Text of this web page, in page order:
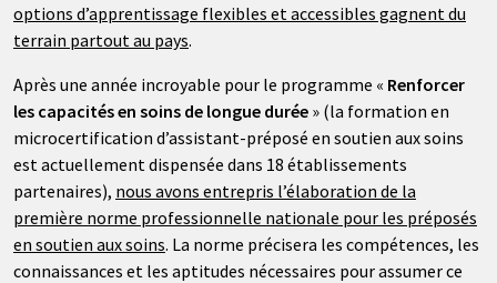
options d’apprentissage flexibles et accessibles gagnent du
terrain partout au pays.
Après une année incroyable pour le programme « Renforcer
les capacités en soins de longue durée » (la formation en
microcertification d’assistant-préposé en soutien aux soins
est actuellement dispensée dans 18 établissements
partenaires), nous avons entrepris l’élaboration de la
première norme professionnelle nationale pour les préposés
en soutien aux soins. La norme précisera les compétences, les
connaissances et les aptitudes nécessaires pour assumer ce